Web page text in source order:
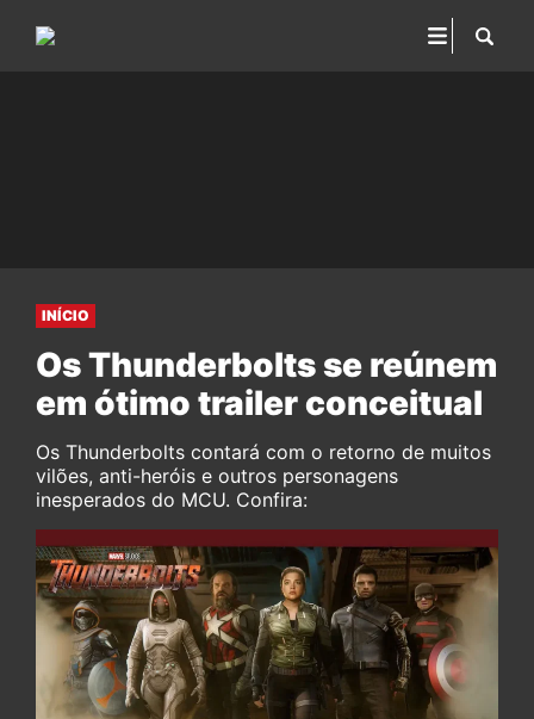
INÍCIO
Os Thunderbolts se reúnem
em ótimo trailer conceitual
Os Thunderbolts contará com o retorno de muitos
vilões, anti-heróis e outros personagens
inesperados do MCU. Confira: